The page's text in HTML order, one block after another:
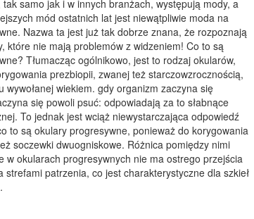
samo jak i w innych branżach, występują mody, a
mód ostatnich lat jest niewątpliwie moda na
Nazwa ta jest już tak dobrze znana, że rozpoznają
które nie mają problemów z widzeniem! Co to są
Tłumacząc ogólnikowo, jest to rodzaj okularów,
prezbiopii, zwanej też starczowzrocznością,
wywołanej wiekiem. gdy organizm zaczyna się
się powoli psuć: odpowiadają za to słabnące
To jednak jest wciąż niewystarczająca odpowiedź
to są okulary progresywne, ponieważ do korygowania
soczewki dwuogniskowe. Różnica pomiędzy nimi
w okularach progresywnych nie ma ostrego przejścia
strefami patrzenia, co jest charakterystyczne dla szkieł